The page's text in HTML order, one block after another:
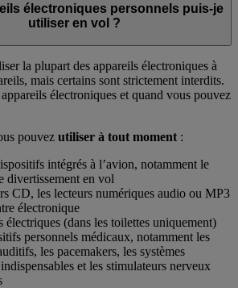
électroniques personnels puis-je
utiliser en vol ?
la plupart des appareils électroniques à
mais certains sont strictement interdits.
électroniques et quand vous pouvez
pouvez utiliser à tout moment :
intégrés à l’avion, notamment le
divertissement en vol
CD, les lecteurs numériques audio ou MP3
électronique
électriques (dans les toilettes uniquement)
personnels médicaux, notamment les
les pacemakers, les systèmes
et les stimulateurs nerveux